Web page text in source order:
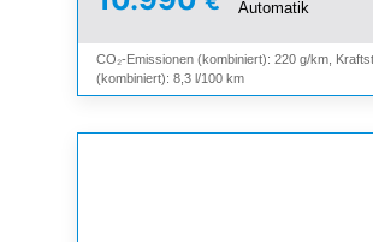
Automatik
CO₂-Emissionen (kombiniert): 220 g/km,
(kombiniert): 8,3 l/100 km